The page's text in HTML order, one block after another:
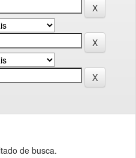
de busca.